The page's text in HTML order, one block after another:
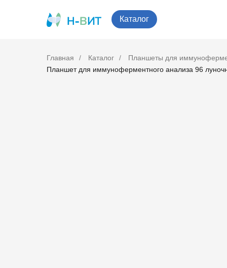
Каталог
Главная / Каталог /
Планшеты для
Планшет для иммуноферментного анализа 96